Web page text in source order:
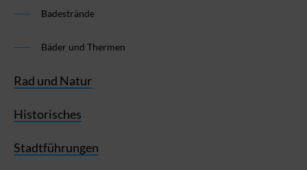
Badestrände
Bäder und Thermen
Rad und Natur
Historisches
Stadtführungen